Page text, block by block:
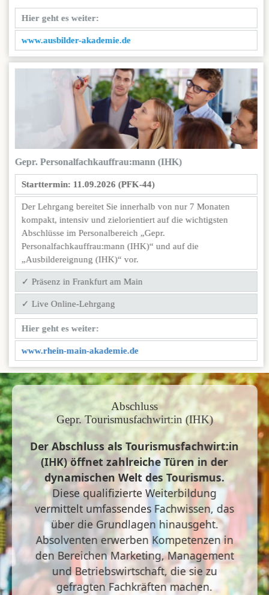
Hier geht es weiter:
www.ausbilder-akademie.de
Gepr. Personalfach­kauffrau:mann (IHK)
Starttermin: 11.09.2026 (PFK-44)
Der Lehrgang bereitet Sie innerhalb von nur 7 Monaten
kompakt, intensiv und zielorientiert auf die wichtigsten
Abschlüsse im Personalbereich „Gepr.
Personalfachkauffrau:mann (IHK)“ und auf die
„Ausbildereignung (IHK)“ vor.
✓ Präsenz in Frankfurt am Main
✓ Live Online-Lehrgang
Hier geht es weiter:
www.rhein-main-akademie.de
Abschluss
Gepr. Tourismusfachwirt:in (IHK)
Der Abschluss als Tourismusfachwirt:in
(IHK) öffnet zahlreiche Türen in der
dynamischen Welt des Tourismus.
Diese qualifizierte Weiterbildung
vermittelt umfassendes Fachwissen, das
über die Grundlagen hinausgeht.
Absolventen erwerben Kompetenzen in
den Bereichen Marketing, Management
und Betriebswirtschaft, die sie zu
gefragten Fachkräften machen.